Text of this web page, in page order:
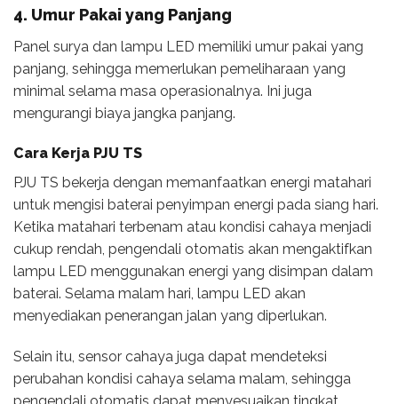
4. Umur Pakai yang Panjang
Panel surya dan lampu LED memiliki umur pakai yang
panjang, sehingga memerlukan pemeliharaan yang
minimal selama masa operasionalnya. Ini juga
mengurangi biaya jangka panjang.
Cara Kerja PJU TS
PJU TS bekerja dengan memanfaatkan energi matahari
untuk mengisi baterai penyimpan energi pada siang hari.
Ketika matahari terbenam atau kondisi cahaya menjadi
cukup rendah, pengendali otomatis akan mengaktifkan
lampu LED menggunakan energi yang disimpan dalam
baterai. Selama malam hari, lampu LED akan
menyediakan penerangan jalan yang diperlukan.
Selain itu, sensor cahaya juga dapat mendeteksi
perubahan kondisi cahaya selama malam, sehingga